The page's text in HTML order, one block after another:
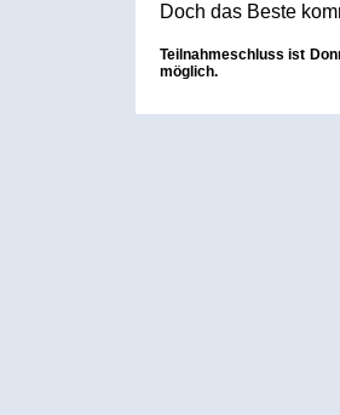
Doch das Beste
Teilnahmeschluss ist
möglich.